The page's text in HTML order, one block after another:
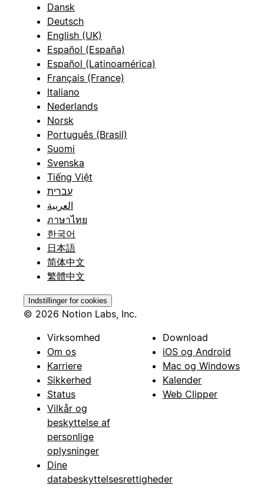
Dansk
Deutsch
English (UK)
Español (España)
Español (Latinoamérica)
Français (France)
Italiano
Nederlands
Norsk
Português (Brasil)
Suomi
Svenska
Tiếng Việt
עברית
العربية
ภาษาไทย
한국어
日本語
简体中文
繁體中文
Indstillinger for cookies
© 2026 Notion Labs, Inc.
Virksomhed
Om os
Karriere
Sikkerhed
Status
Vilkår og
beskyttelse af
personlige
oplysninger
Dine
databeskyttelsesrettigheder
Download
iOS og Android
Mac og Windows
Kalender
Web Clipper